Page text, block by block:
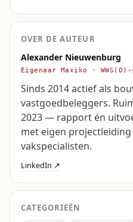
OVER DE AUTEUR
Alexander Nieuwenburg
Eigenaar Maxiko ·
Sinds 2014 actief als
vastgoedbeleggers.
2023 — rapport én
met eigen
vakspecialisten.
LinkedIn ↗
CATEGORIEËN